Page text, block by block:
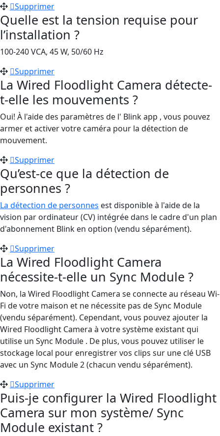
Supprimer
Quelle est la tension requise pour
l’installation ?
100-240 VCA, 45 W, 50/60 Hz
Supprimer
La Wired Floodlight Camera détecte-
t-elle les mouvements ?
Oui! À l'aide des paramètres de l' Blink app , vous pouvez
armer et activer votre caméra pour la détection de
mouvement.
Supprimer
Qu’est-ce que la détection de
personnes ?
La détection de personnes est disponible à l'aide de la
vision par ordinateur (CV) intégrée dans le cadre d'un plan
d'abonnement Blink en option (vendu séparément).
Supprimer
La Wired Floodlight Camera
nécessite-t-elle un Sync Module ?
Non, la Wired Floodlight Camera se connecte au réseau Wi-
Fi de votre maison et ne nécessite pas de Sync Module
(vendu séparément). Cependant, vous pouvez ajouter la
Wired Floodlight Camera à votre système existant qui
utilise un Sync Module . De plus, vous pouvez utiliser le
stockage local pour enregistrer vos clips sur une clé USB
avec un Sync Module 2 (chacun vendu séparément).
Supprimer
Puis-je configurer la Wired Floodlight
Camera sur mon système/ Sync
Module existant ?